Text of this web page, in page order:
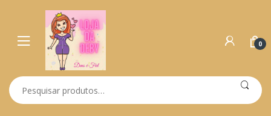
0
Pesquisar por: